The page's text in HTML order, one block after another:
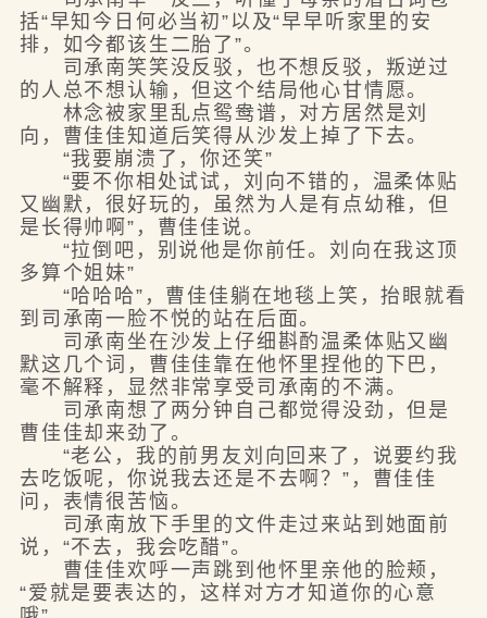
括“早知今日何必当初”以及“早早听家里的安
排，如今都该生二胎了”。
司承南笑笑没反驳，也不想反驳，叛逆过
的人总不想认输，但这个结局他心甘情愿。
林念被家里乱点鸳鸯谱，对方居然是刘
向，曹佳佳知道后笑得从沙发上掉了下去。
“我要崩溃了，你还笑”
“要不你相处试试，刘向不错的，温柔体贴
又幽默，很好玩的，虽然为人是有点幼稚，但
是长得帅啊”，曹佳佳说。
“拉倒吧，别说他是你前任。刘向在我这顶
多算个姐妹”
“哈哈哈”，曹佳佳躺在地毯上笑，抬眼就看
到司承南一脸不悦的站在后面。
司承南坐在沙发上仔细斟酌温柔体贴又幽
默这几个词，曹佳佳靠在他怀里捏他的下巴，
毫不解释，显然非常享受司承南的不满。
司承南想了两分钟自己都觉得没劲，但是
曹佳佳却来劲了。
“老公，我的前男友刘向回来了，说要约我
去吃饭呢，你说我去还是不去啊？”，曹佳佳
问，表情很苦恼。
司承南放下手里的文件走过来站到她面前
说，“不去，我会吃醋”。
曹佳佳欢呼一声跳到他怀里亲他的脸颊，
“爱就是要表达的，这样对方才知道你的心意